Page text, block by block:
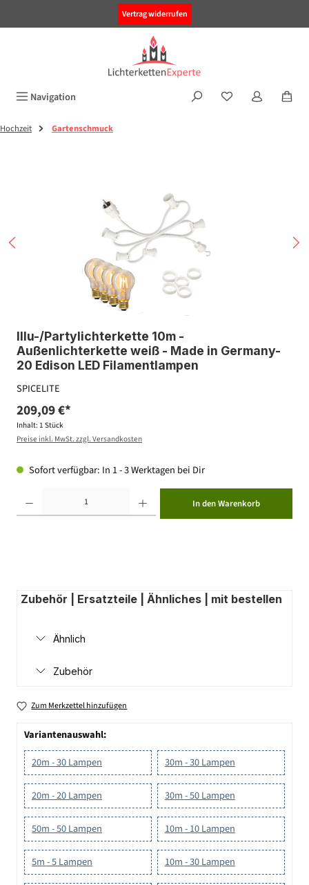
Vertrag widerrufen
Navigation
Hochzeit Gartenschmuck
Illu-/Partylichterkette 10m -
Außenlichterkette weiß - Made in Germany-
20 Edison LED Filamentlampen
SPICELITE
209,09 €*
Inhalt: 1 Stück
Preise inkl. MwSt. zzgl. Versandkosten
Sofort verfügbar: In 1 - 3 Werktagen bei Dir
In den Warenkorb
Zubehör | Ersatzteile | Ähnliches | mit bestellen
Ähnlich
Zubehör
Zum Merkzettel hinzufügen
Variantenauswahl:
20m - 30 Lampen
30m - 30 Lampen
20m - 20 Lampen 30m - 50 Lampen
50m - 50 Lampen 10m - 10 Lampen
5m - 5 Lampen 10m - 30 Lampen